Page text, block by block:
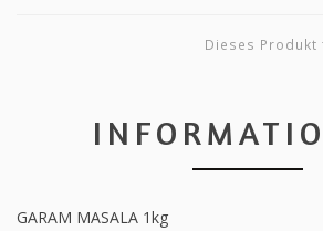
Dieses Produkt
GARAM MASALA 1kg